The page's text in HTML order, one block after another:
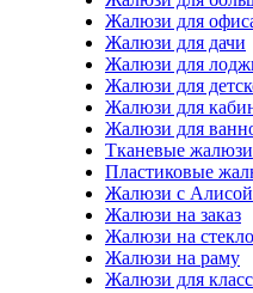
Жалюзи для
Жалюзи для дачи
Жалюзи для
Жалюзи для
Жалюзи для
Жалюзи для
Тканевые жалюзи
Пластиковые
Жалюзи с Алисой
Жалюзи на заказ
Жалюзи на
Жалюзи на раму
Жалюзи для